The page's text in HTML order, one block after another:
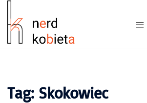
Tag: Skokowiec